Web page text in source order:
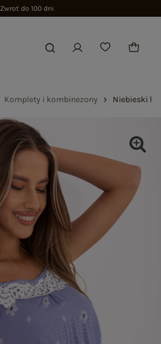
Zwrot do 100 dni
Komplety i kombinezony Niebieski